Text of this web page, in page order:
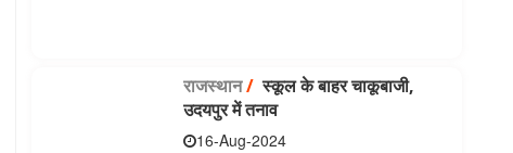
राजस्थान/स्कूल के बाहर चाकूबाजी,
उदयपुर में तनाव
16-Aug-2024